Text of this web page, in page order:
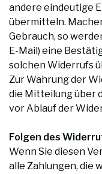
andere eindeutige
übermitteln.
Gebrauch, so
E-Mail) eine
solchen Widerrufs
Zur Wahrung der
die Mitteilung über
vor Ablauf der
Folgen des
Wenn Sie diesen
alle Zahlungen, die